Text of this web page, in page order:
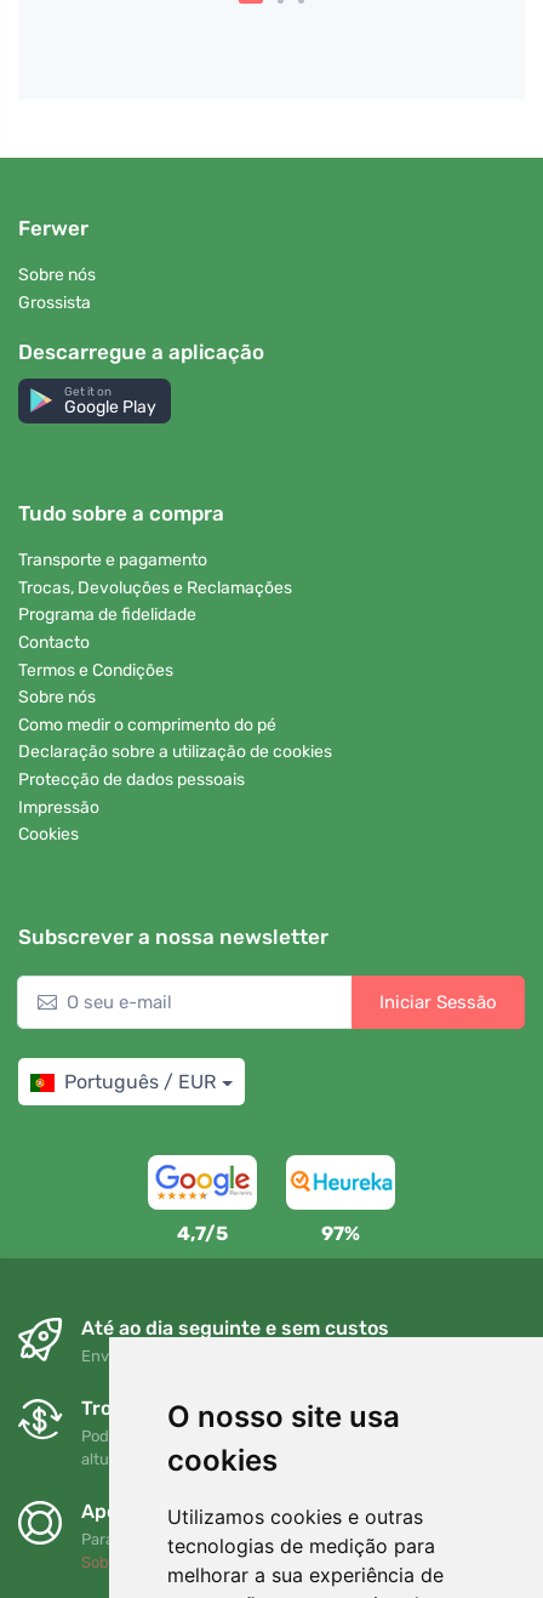
O nosso site usa
cookies
Utilizamos cookies e outras
tecnologias de medição para
melhorar a sua experiência de
Ferwer
Sobre nós
Grossista
Descarregue a aplicação
Get it on
Google Play
Tudo sobre a compra
Transporte e pagamento
Trocas, Devoluções e Reclamações
Programa de fidelidade
Contacto
Termos e Condições
Sobre nós
Como medir o comprimento do pé
Declaração sobre a utilização de cookies
Protecção de dados pessoais
Impressão
Cookies
Subscrever a nossa newsletter
Iniciar Sessão
Português / EUR
4,7/5 97%
Até ao dia seguinte e sem custos
Envio gratuito para encomendas superiores a 80 EUR
Trocas e devoluções gratuitas
Pode devolver ou trocar a sua encomenda em qualquer
altura no prazo de 90 dias
Apoiamos a Trees.org
Para cada encomenda plantamos uma árvore! Leia mais
Sobre nós